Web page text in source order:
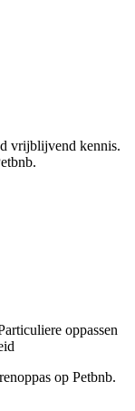
vrijblijvend kennis.
oppassen
op Petbnb.